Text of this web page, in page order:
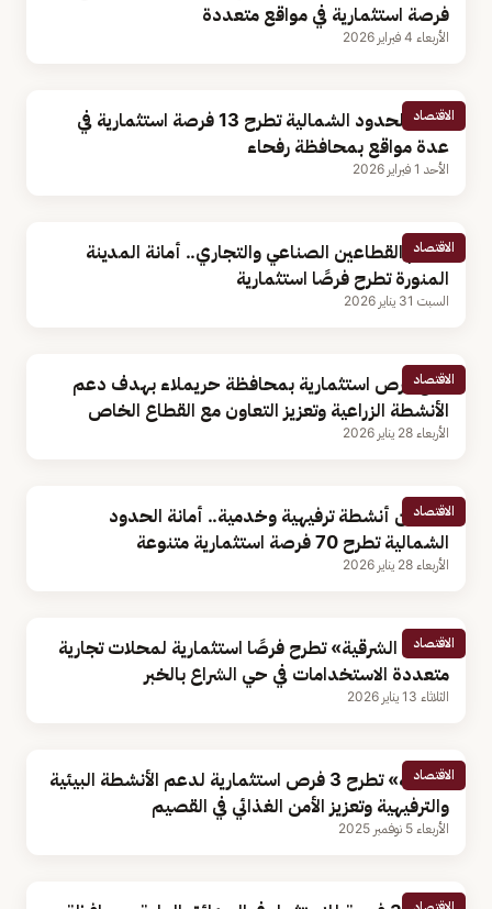
فرصة استثمارية في مواقع متعددة
الأربعاء 4 فبراير 2026
الاقتصاد
أمانة الحدود الشمالية تطرح 13 فرصة استثمارية في
عدة مواقع بمحافظة رفحاء
الأحد 1 فبراير 2026
الاقتصاد
لدعم القطاعين الصناعي والتجاري.. أمانة المدينة
المنورة تطرح فرصًا استثمارية
السبت 31 يناير 2026
الاقتصاد
طرح فرص استثمارية بمحافظة حريملاء بهدف دعم
الأنشطة الزراعية وتعزيز التعاون مع القطاع الخاص
الأربعاء 28 يناير 2026
الاقتصاد
تتضمن أنشطة ترفيهية وخدمية.. أمانة الحدود
الشمالية تطرح 70 فرصة استثمارية متنوعة
الأربعاء 28 يناير 2026
الاقتصاد
«أمانة الشرقية» تطرح فرصًا استثمارية لمحلات تجارية
متعددة الاستخدامات في حي الشراع بالخبر
الثلاثاء 13 يناير 2026
الاقتصاد
«البيئة» تطرح 3 فرص استثمارية لدعم الأنشطة البيئية
والترفيهية وتعزيز الأمن الغذائي في القصيم
الأربعاء 5 نوفمبر 2025